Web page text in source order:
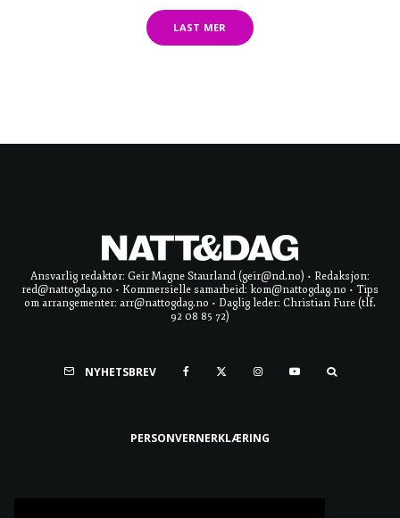
LAST MER
Ansvarlig redaktør: Geir Magne Staurland (geir@nd.no) • Redaksjon:
red@nattogdag.no • Kommersielle samarbeid: kom@nattogdag.no • Tips
om arrangementer: arr@nattogdag.no • Daglig leder: Christian Fure (tlf.
92 08 85 72)
NYHETSBREV
PERSONVERNERKLÆRING